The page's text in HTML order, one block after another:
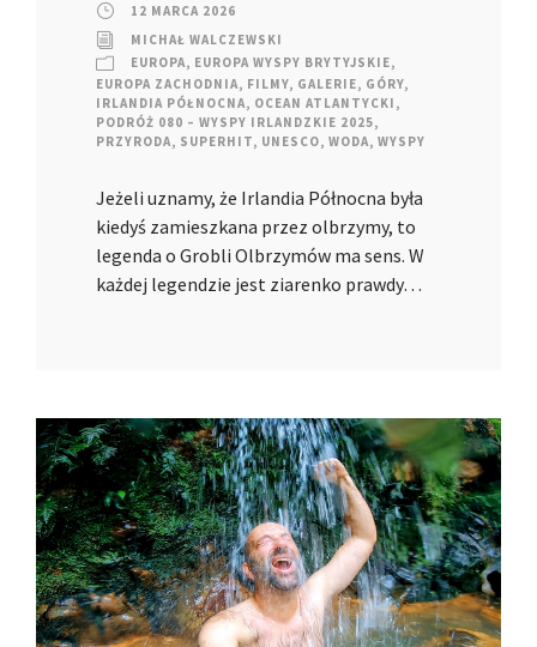
12 MARCA 2026
MICHAŁ WALCZEWSKI
EUROPA, EUROPA WYSPY BRYTYJSKIE,
EUROPA ZACHODNIA, FILMY, GALERIE, GÓRY,
IRLANDIA PÓŁNOCNA, OCEAN ATLANTYCKI ,
PODRÓŻ 080 – WYSPY IRLANDZKIE 2025,
PRZYRODA, SUPERHIT, UNESCO, WODA, WYSPY
Jeżeli uznamy, że Irlandia Północna była
kiedyś zamieszkana przez olbrzymy, to
legenda o Grobli Olbrzymów ma sens. W
każdej legendzie jest ziarenko prawdy…